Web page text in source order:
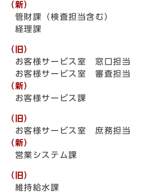
（新）
管財課（検査担当含む）
経理課
（旧）
お客様サービス室 窓口担当
お客様サービス室 審査担当
（新）
お客様サービス課
（旧）
お客様サービス室 庶務担当
（新）
営業システム課
（旧）
維持給水課